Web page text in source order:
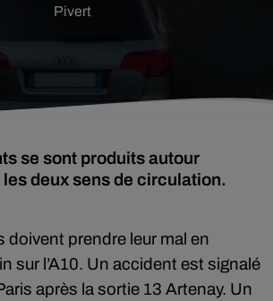
Pivert
se sont produits autour
les deux sens de circulation.
doivent prendre leur mal en
sur l’A10. Un accident est signalé
après la sortie 13 Artenay. Un